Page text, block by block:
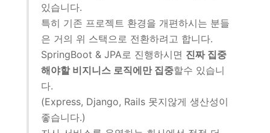
있습니다.
특히 기존 프로젝트 환경을 개편하시는 분들
은 거의 위 스택으로 전환하려고 합니다.
SpringBoot & JPA로 진행하시면 진짜 집중
해야할 비지니스 로직에만 집중할수 있습니
다.
(Express, Django, Rails 못지않게 생산성이
좋습니다.)